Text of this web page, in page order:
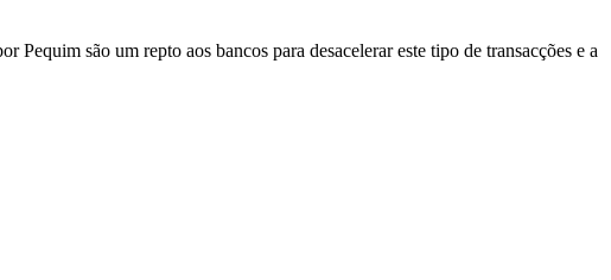
são um repto aos bancos para desacelerar este tipo de transacções e a